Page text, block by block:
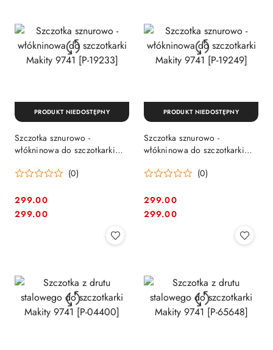
Szczotka sznurowo -
włókninowa do szczotkarki
(0)
Cena:
299.00
Cena:
299.00
PRODUKT NIEDOSTĘPNY
Szczotka sznurowo -
włókninowa do szczotkarki
(0)
Cena:
299.00
Cena:
299.00
PRODUKT NIEDOSTĘPNY